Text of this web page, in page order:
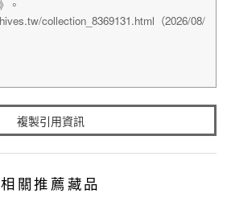
複製引用資訊
相關推薦藏品